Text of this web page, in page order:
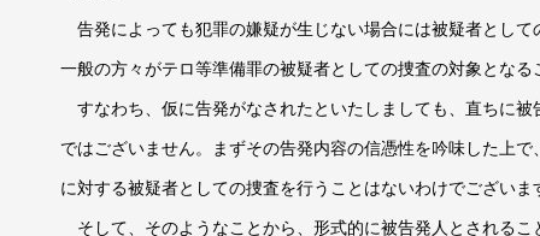
告発によっても犯罪の嫌疑が生じない場合には被疑者とし
一般の方々がテロ等準備罪の被疑者としての捜査の対象とな
すなわち、仮に告発がなされたといたしましても、直ちに
ではございません。まずその告発内容の信憑性を吟味した上
に対する被疑者としての捜査を行うことはないわけでございま
そして、そのようなことから、形式的に被告発人とされる